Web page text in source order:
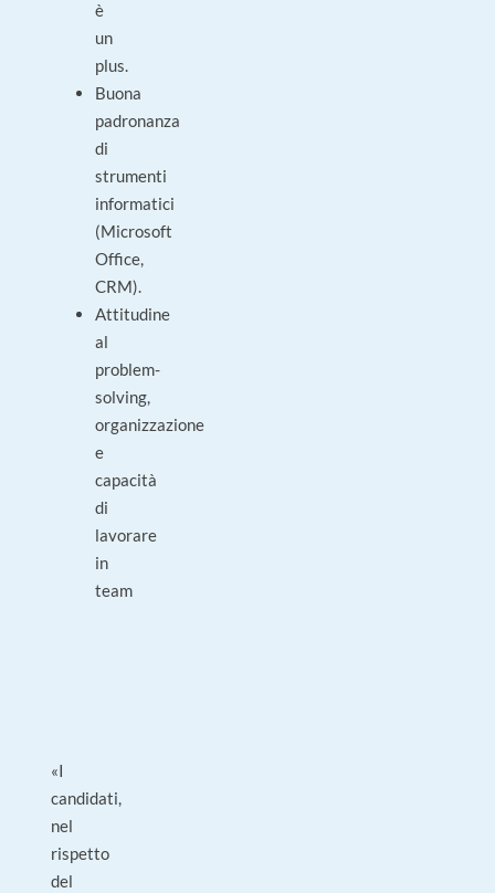
è
un
plus.
Buona
padronanza
di
strumenti
informatici
(Microsoft
Office,
CRM).
Attitudine
al
problem-
solving,
organizzazione
e
capacità
di
lavorare
in
team
«I
candidati,
nel
rispetto
del